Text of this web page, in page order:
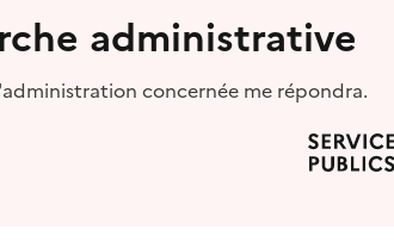
administrative
concernée me répondra.